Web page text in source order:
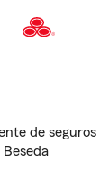
al
principal